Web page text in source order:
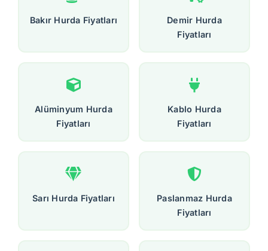
Bakır Hurda Fiyatları
Demir Hurda
Fiyatları
Alüminyum Hurda
Fiyatları
Kablo Hurda
Fiyatları
Sarı Hurda Fiyatları
Paslanmaz Hurda
Fiyatları